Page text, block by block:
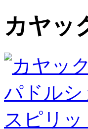
カヤッ